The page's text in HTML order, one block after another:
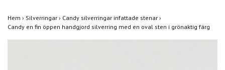
Hem › Silverringar › Candy silverringar infattade stenar ›
Candy en fin öppen handgjord silverring med en oval sten i grönaktig färg